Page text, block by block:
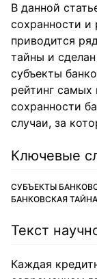
В данной
сохранности и
приводится
тайны и
субъекты
рейтинг
сохранности
случаи, за
Ключевые
СУБЪЕКТЫ
БАНКОВСКАЯ ТАЙНА
Текст
Каждая